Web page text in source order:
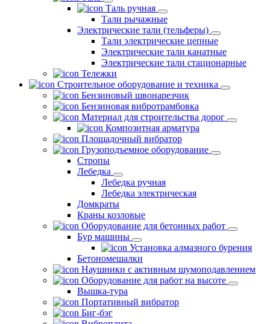
Таль ручная
Тали рычажные
Электрические тали (тельферы)
Тали электрические цепные
Электрические тали канатные
Электрические тали стационарные
Тележки
Строительное оборудование и техника
Бензиновый швонарезчик
Бензиновая вибротрамбовка
Материал для строительства дорог
Композитная арматура
Площадочный вибратор
Грузоподъемное оборудование
Стропы
Лебедка
Лебедка ручная
Лебедка электрическая
Домкраты
Краны козловые
Оборудование для бетонных работ
Бур машины
Установка алмазного бурения
Бетономешалки
Наушники с активным шумоподавлением
Оборудование для работ на высоте
Вышка-тура
Портативный вибратор
Биг-бэг